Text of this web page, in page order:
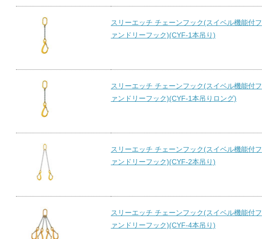
スリーエッチ チェーンフック(スイベル機能付フ
ァンドリーフック)(CYF-1本吊り)
スリーエッチ チェーンフック(スイベル機能付フ
ァンドリーフック)(CYF-1本吊りロング)
スリーエッチ チェーンフック(スイベル機能付フ
ァンドリーフック)(CYF-2本吊り)
スリーエッチ チェーンフック(スイベル機能付フ
ァンドリーフック)(CYF-4本吊り)